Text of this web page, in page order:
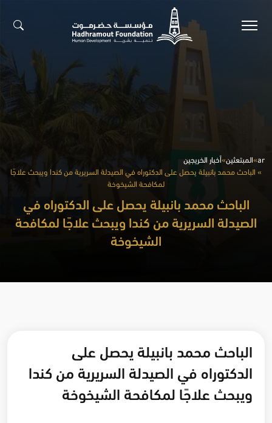
ar
»المبتعثين»أخبار الخريجين
» الباحث محمد بانبيلة يحصل على الدكتوراه في الصيدلة السريرية من كندا ويبحث علاجًا
لمكافحة الشيخوخة
الباحث محمد بانبيلة يحصل على الدكتوراه في
الصيدلة السريرية من كندا ويبحث علاجًا لمكافحة
الشيخوخة
الباحث محمد بانبيلة يحصل على
الدكتوراه في الصيدلة السريرية من كندا
ويبحث علاجًا لمكافحة الشيخوخة